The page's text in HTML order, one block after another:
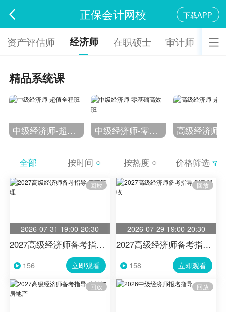
正保会计网校 下载APP
资产评估师 经济师 在职硕士 审计师 会
精品系统课
中级经济师-超值全程班 中级经济师-零基础高效班
全部 按时间 按热度 价格筛选
2026-07-31 19:00-20:30
回放
2027高级经济师备考指导-工商管理
156 立即观看
2026-07-29 19:00-20:30
回放
2027高级经济师备考指导-财政税收
158 立即观看
回放 回放